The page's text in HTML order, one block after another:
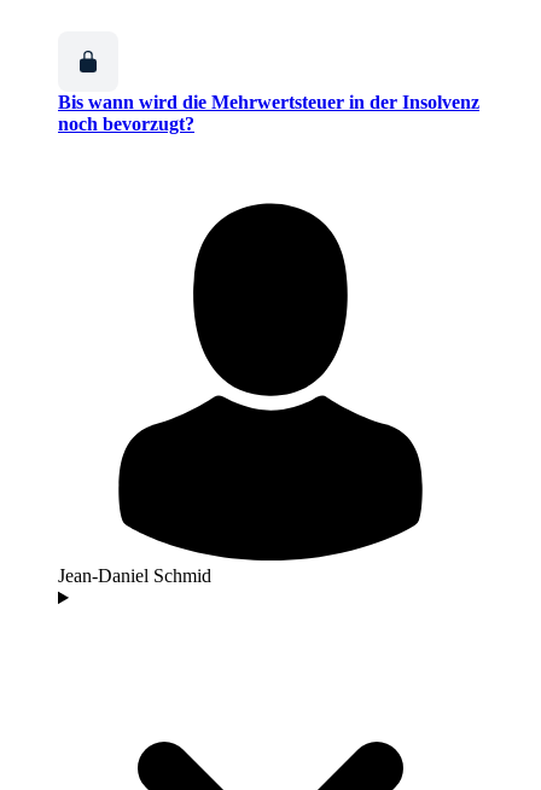
Bis wann wird die Mehrwertsteuer in der Insolvenz
noch bevorzugt?
Jean-Daniel Schmid